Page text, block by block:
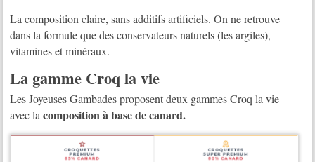
La composition claire, sans additifs artificiels. On ne retrouve
dans la formule que des conservateurs naturels (les argiles),
vitamines et minéraux.
La gamme Croq la vie
Les Joyeuses Gambades proposent deux gammes Croq la vie
avec lacomposition à base de canard.